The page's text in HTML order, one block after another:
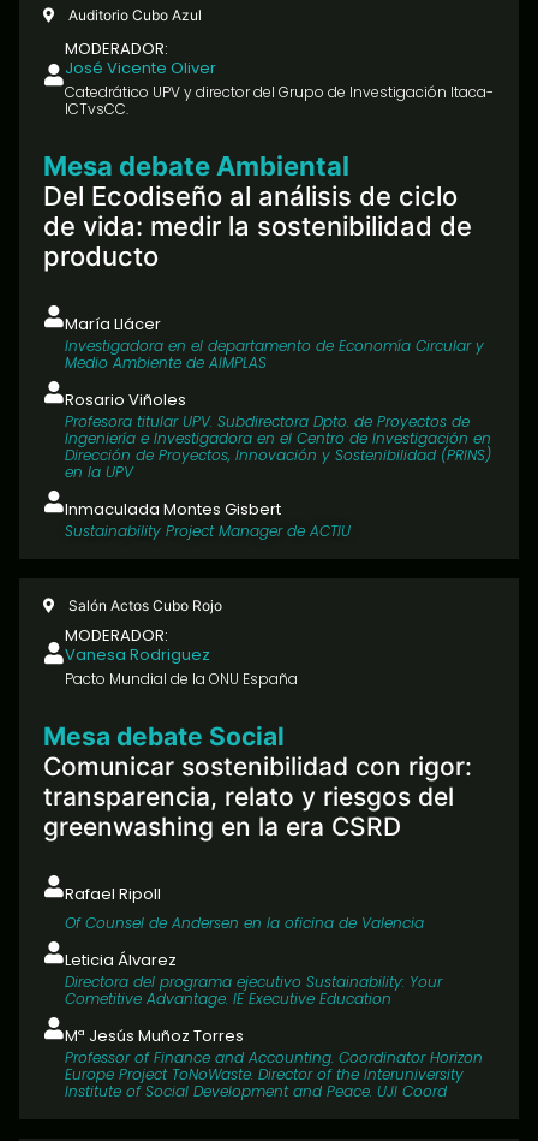
Auditorio Cubo Azul
MODERADOR:
José Vicente Oliver
Catedrático UPV y director del Grupo de Investigación Itaca-
ICTvsCC.
Mesa debate Ambiental
Del Ecodiseño al análisis de ciclo
de vida: medir la sostenibilidad de
producto
María Llácer
Investigadora en el departamento de Economía Circular y
Medio Ambiente de AIMPLAS
Rosario Viñoles
Profesora titular UPV. Subdirectora Dpto. de Proyectos de
Ingeniería e Investigadora en el Centro de Investigación en
Dirección de Proyectos, Innovación y Sostenibilidad (PRINS)
en la UPV
Inmaculada Montes Gisbert
Sustainability Project Manager de ACTIU
Salón Actos Cubo Rojo
MODERADOR:
Vanesa Rodriguez
Pacto Mundial de la ONU España
Mesa debate Social
Comunicar sostenibilidad con rigor:
transparencia, relato y riesgos del
greenwashing en la era CSRD
Rafael Ripoll
Of Counsel de Andersen en la oficina de Valencia
Leticia Álvarez
Directora del programa ejecutivo Sustainability: Your
Cometitive Advantage. IE Executive Education​
Mª Jesús Muñoz Torres
Professor of Finance and Accounting. Coordinator Horizon
Europe Project ToNoWaste. Director of the Interuniversity
Institute of Social Development and Peace. UJI Coord